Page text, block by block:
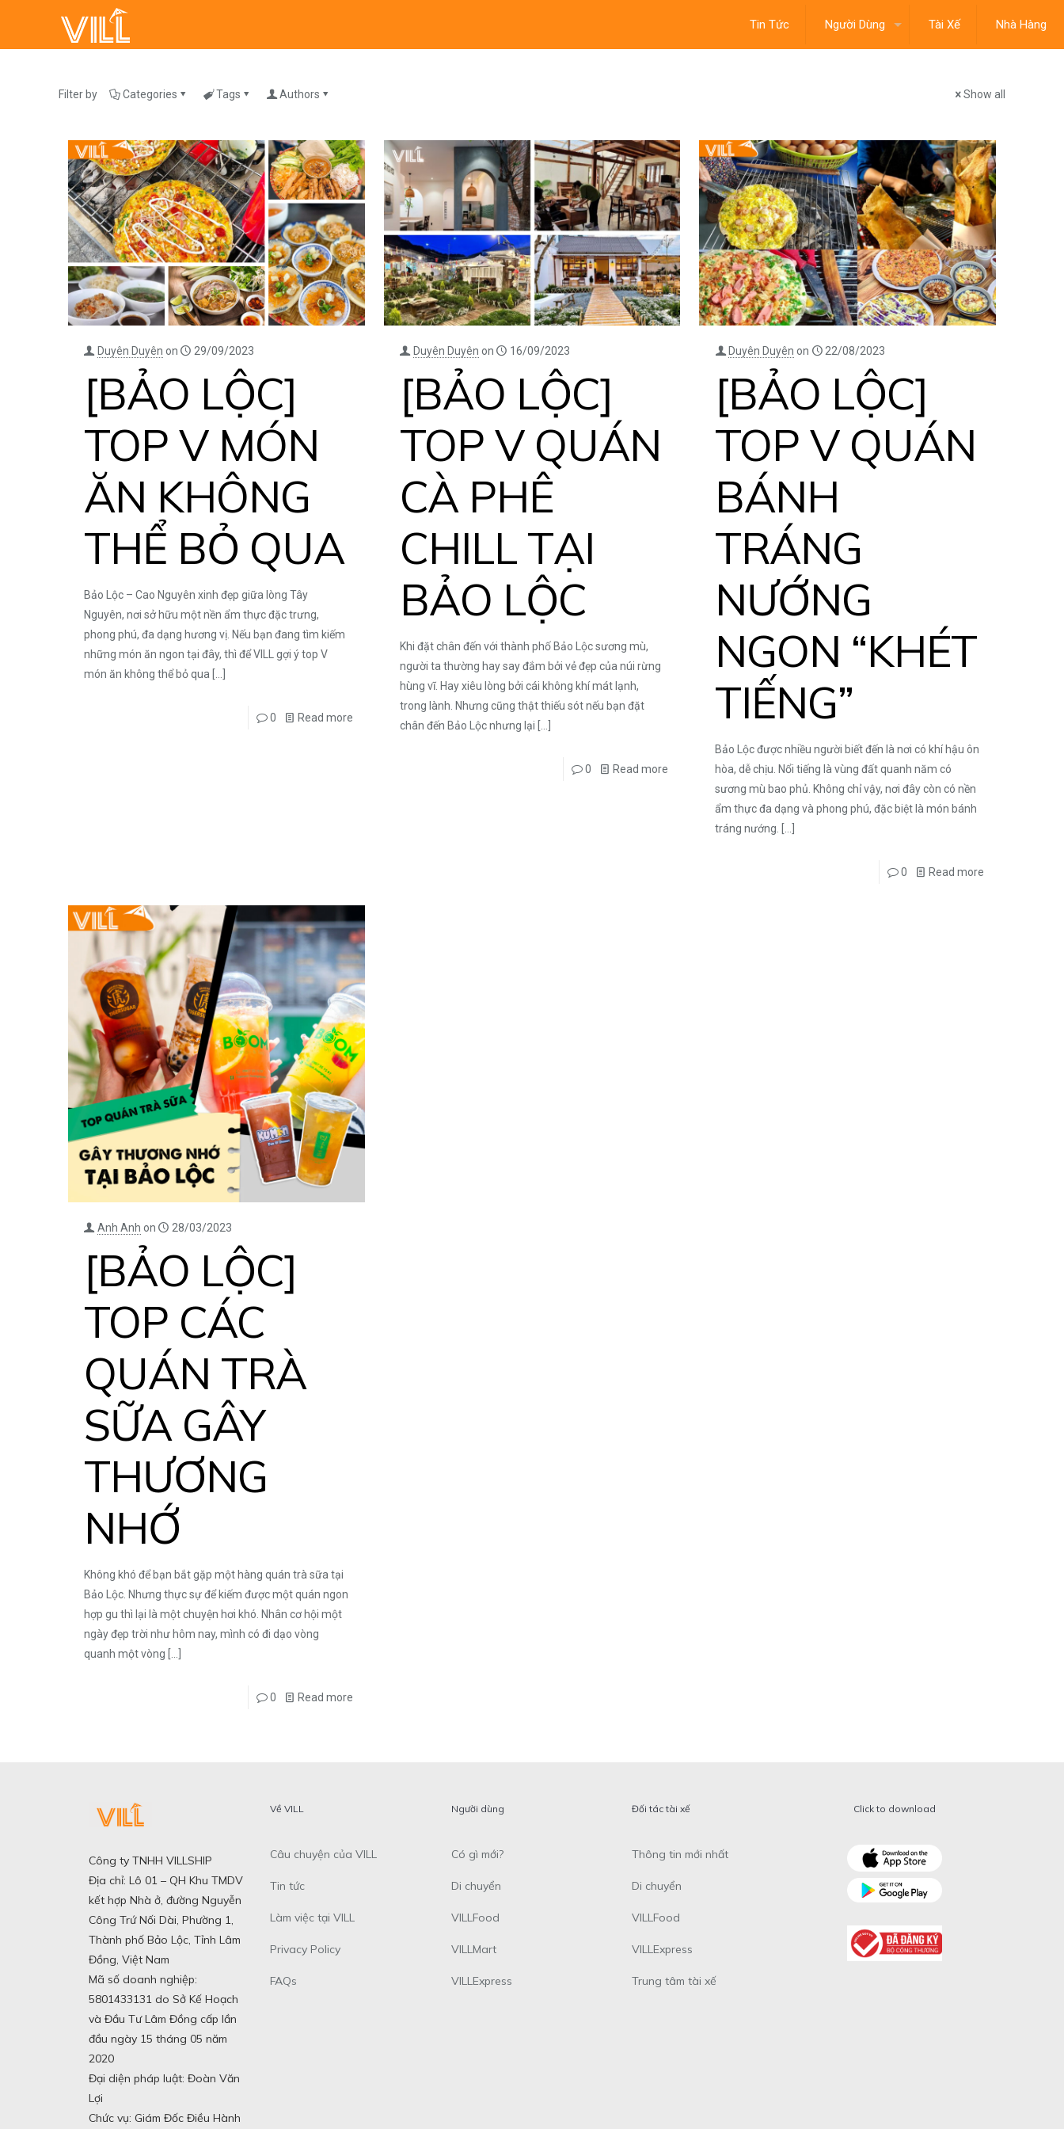
Tin Tức Người Dùng Tài Xế Nhà Hàng
Filter by Categories Tags Authors Show all
Duyên Duyên on 29/09/2023
[BẢO LỘC]
TOP V MÓN
ĂN KHÔNG
THỂ BỎ QUA
Bảo Lộc – Cao Nguyên xinh đẹp giữa lòng Tây
Nguyên, nơi sở hữu một nền ẩm thực đặc trưng,
phong phú, đa dạng hương vị. Nếu bạn đang tìm kiếm
những món ăn ngon tại đây, thì để VILL gợi ý top V
món ăn không thể bỏ qua[…]
0 Read more
Duyên Duyên on 16/09/2023
[BẢO LỘC]
TOP V QUÁN
CÀ PHÊ
CHILL TẠI
BẢO LỘC
Khi đặt chân đến với thành phố Bảo Lộc sương mù,
người ta thường hay say đắm bởi vẻ đẹp của núi rừng
hùng vĩ. Hay xiêu lòng bởi cái không khí mát lạnh,
trong lành. Nhưng cũng thật thiếu sót nếu bạn đặt
chân đến Bảo Lộc nhưng lại […]
0 Read more
Duyên Duyên on 22/08/2023
[BẢO LỘC]
TOP V QUÁN
BÁNH
TRÁNG
NƯỚNG
NGON “KHÉT
TIẾNG”
Bảo Lộc được nhiều người biết đến là nơi có khí hậu ôn
hòa, dễ chịu. Nổi tiếng là vùng đất quanh năm có
sương mù bao phủ. Không chỉ vậy, nơi đây còn có nền
ẩm thực đa dạng và phong phú, đặc biệt là món bánh
tráng nướng. […]
0 Read more
Anh Anh on 28/03/2023
[BẢO LỘC]
TOP CÁC
QUÁN TRÀ
SỮA GÂY
THƯƠNG
NHỚ
Không khó để bạn bắt gặp một hàng quán trà sữa tại
Bảo Lộc. Nhưng thực sự để kiếm được một quán ngon
hợp gu thì lại là một chuyện hơi khó. Nhân cơ hội một
ngày đẹp trời như hôm nay, mình có đi dạo vòng
quanh một vòng […]
0 Read more
Công ty TNHH VILLSHIP
Địa chỉ: Lô 01 – QH Khu TMDV
kết hợp Nhà ở, đường Nguyễn
Công Trứ Nối Dài, Phường 1,
Thành phố Bảo Lộc, Tỉnh Lâm
Đồng, Việt Nam
Mã số doanh nghiệp:
5801433131 do Sở Kế Hoạch
và Đầu Tư Lâm Đồng cấp lần
đầu ngày 15 tháng 05 năm
2020
Đại diện pháp luật: Đoàn Văn
Lợi
Chức vụ: Giám Đốc Điều Hành
Về VILL
Câu chuyện của VILL
Tin tức
Làm việc tại VILL
Privacy Policy
FAQs
Người dùng
Có gì mới?
Di chuyển
VILLFood
VILLMart
VILLExpress
Đối tác tài xế
Thông tin mới nhất
Di chuyển
VILLFood
VILLExpress
Trung tâm tài xế
Click to download